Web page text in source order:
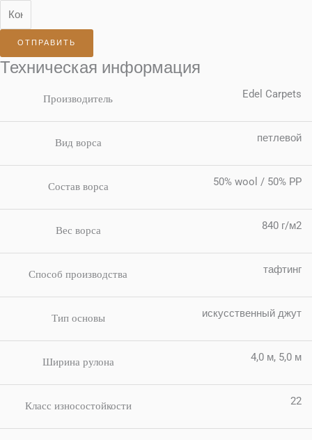
ОТПРАВИТЬ
Техническая информация
Производитель Edel Carpets
Вид ворса петлевой
Состав ворса 50% wool / 50% PP
Вес ворса 840 г/м2
Способ производства тафтинг
Тип основы искусственный джут
Ширина рулона 4,0 м, 5,0 м
Класс износостойкости 22